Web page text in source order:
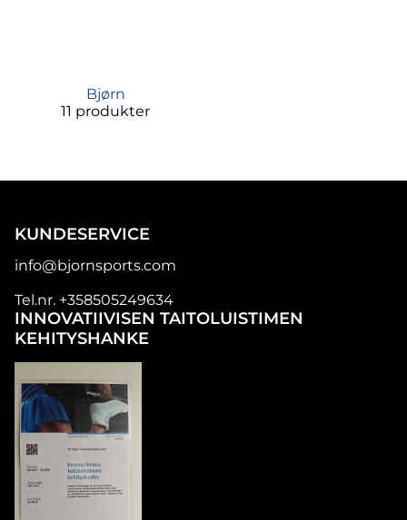
Bjørn
11 produkter
KUNDESERVICE
info@bjornsports.com
Tel.nr. +358505249634
INNOVATIIVISEN TAITOLUISTIMEN
KEHITYSHANKE